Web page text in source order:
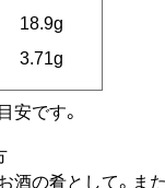
18.9g
3.71g
安です。
酒の肴として。ま